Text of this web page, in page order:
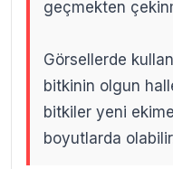
geçmekten
Görsellerde
bitkinin olgun
bitkiler yeni
boyutlarda